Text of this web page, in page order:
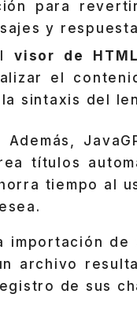
para
y
visor de HTML
el
sintaxis del
Además,
títulos
tiempo al
importación
archivo
de sus